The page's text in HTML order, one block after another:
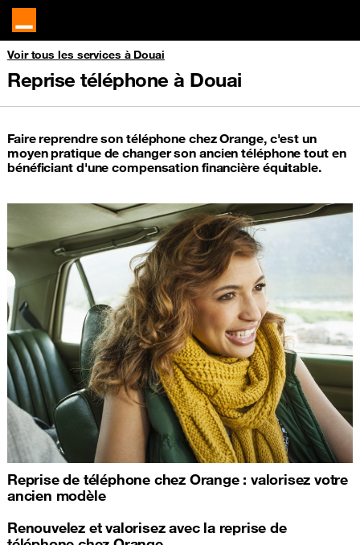
Voir tous les services à Douai
Reprise téléphone à Douai
Faire reprendre son téléphone chez Orange, c'est un
moyen pratique de changer son ancien téléphone tout en
bénéficiant d'une compensation financière équitable.
Reprise de téléphone chez Orange : valorisez votre
ancien modèle
Renouvelez et valorisez avec la reprise de